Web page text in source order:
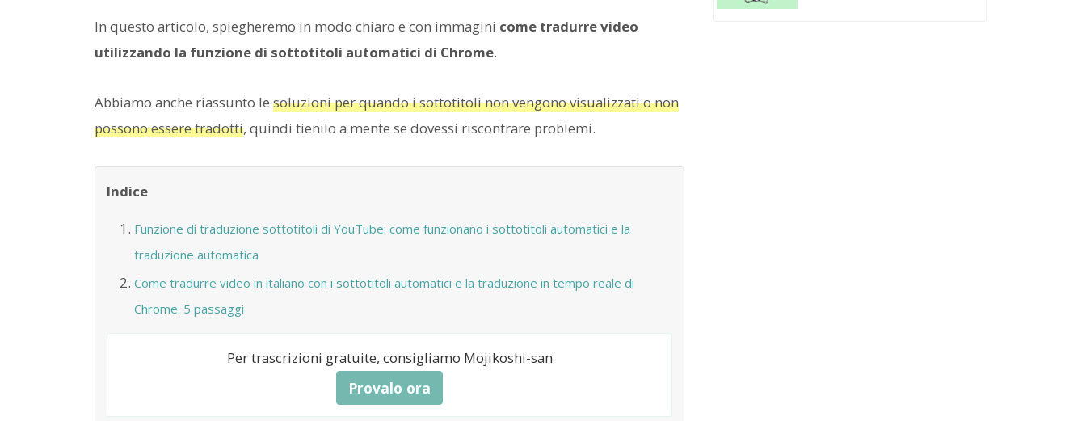
In questo articolo, spiegheremo in modo chiaro e con immagini come tradurre video
utilizzando la funzione di sottotitoli automatici di Chrome.
Abbiamo anche riassunto le soluzioni per quando i sottotitoli non vengono visualizzati o non
possono essere tradotti, quindi tienilo a mente se dovessi riscontrare problemi.
Indice
Funzione di traduzione sottotitoli di YouTube: come funzionano i sottotitoli automatici e la
traduzione automatica
Come tradurre video in italiano con i sottotitoli automatici e la traduzione in tempo reale di
Chrome: 5 passaggi
Per trascrizioni gratuite, consigliamo Mojikoshi-san
Provalo ora